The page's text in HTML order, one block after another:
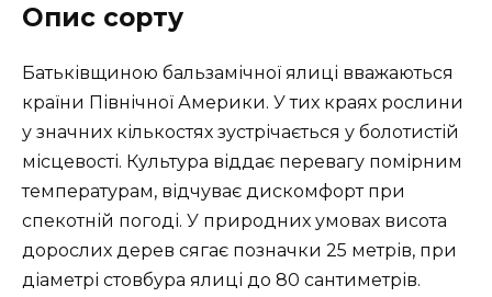
Опис сорту
Батьківщиною бальзамічної ялиці вважаються
країни Північної Америки. У тих краях рослини
у значних кількостях зустрічається у болотистій
місцевості. Культура віддає перевагу помірним
температурам, відчуває дискомфорт при
спекотній погоді. У природних умовах висота
дорослих дерев сягає позначки 25 метрів, при
діаметрі стовбура ялиці до 80 сантиметрів.